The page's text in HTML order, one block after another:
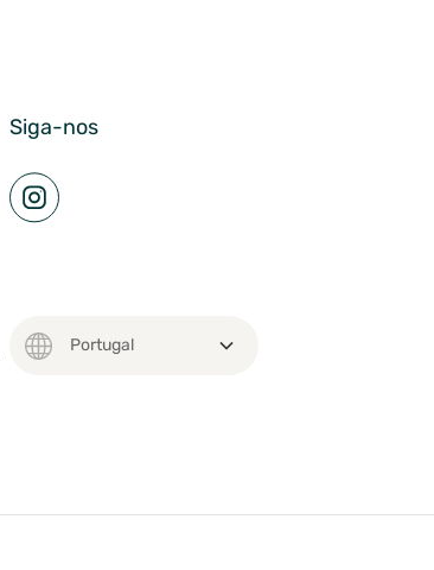
Siga-nos